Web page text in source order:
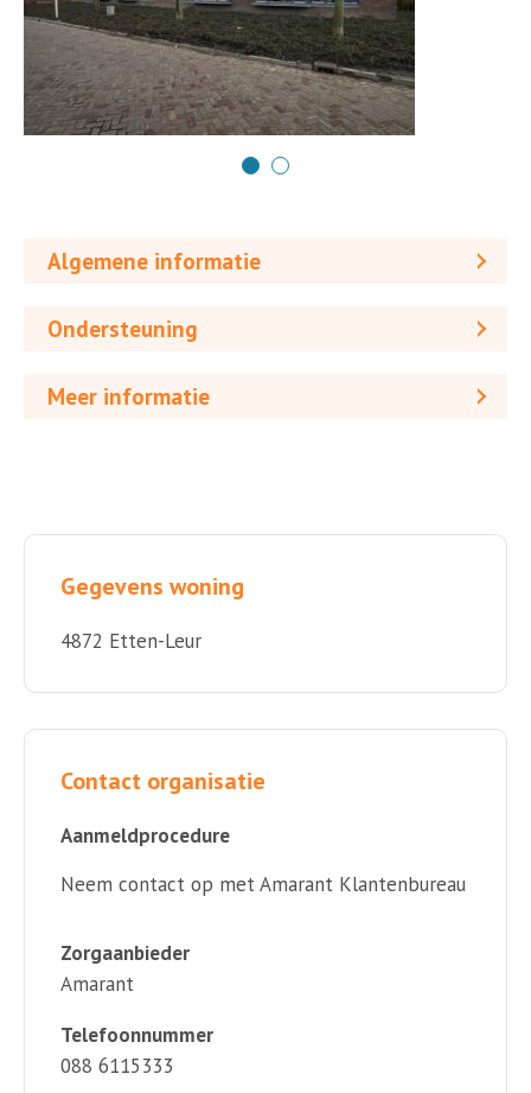
Algemene informatie
Ondersteuning
Meer informatie
Gegevens woning
4872 Etten-Leur
Contact organisatie
Aanmeldprocedure
Neem contact op met Amarant Klantenbureau
Zorgaanbieder
Amarant
Telefoonnummer
088 6115333